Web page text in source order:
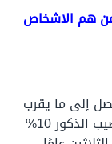
هم الاشخاص
إلى ما يقرب
من 90% من إجمالي عدد المرضى، بينما نصيب الذكور 10%